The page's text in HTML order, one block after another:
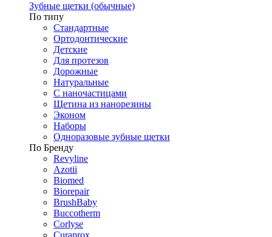
Зубные щетки (обычные)
По типу
Стандартные
Ортодонтические
Детские
Для протезов
Дорожные
Натуральные
С наночастицами
Щетина из нанорезины
Эконом
Наборы
Одноразовые зубные щетки
По Бренду
Revyline
Azotii
Biomed
Biorepair
BrushBaby
Buccotherm
Corlyse